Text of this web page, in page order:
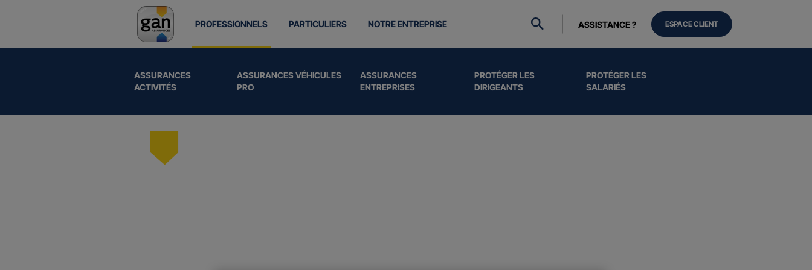
PROFESSIONNELS
ASSURANCES
ACTIVITÉS
ASSURANCES VÉHICULES
PRO
ASSURANCES
ENTREPRISES
PROTÉGER LES
DIRIGEANTS
PROTÉGER LES
SALARIÉS
PARTICULIERS NOTRE ENTREPRISE ASSISTANCE ? ESPACE CLIENT